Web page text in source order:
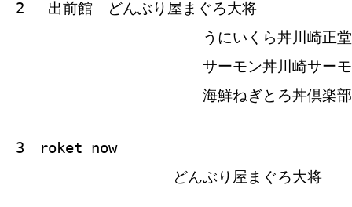
2 出前館 どんぶり屋まぐろ大将
うにいくら丼川崎正堂
サーモン丼川崎サーモ
海鮮ねぎとろ丼倶楽部
3 roket now
どんぶり屋まぐろ大将